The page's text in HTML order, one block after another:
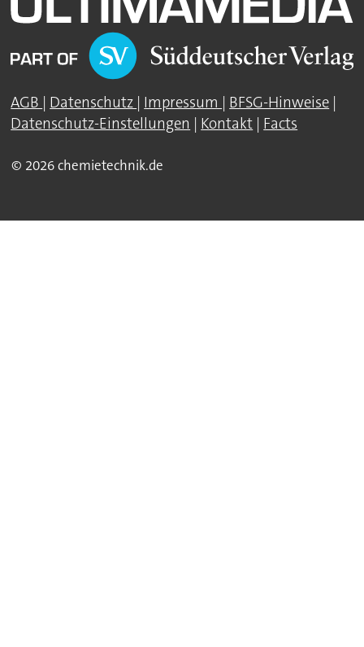
AGB | Datenschutz | Impressum | BFSG-Hinweise |
Datenschutz-Einstellungen | Kontakt | Facts
© 2026 chemietechnik.de